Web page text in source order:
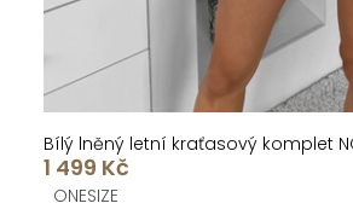
ů
t
Bílý lněný letní kraťasový komplet
1 499 Kč
ONESIZE